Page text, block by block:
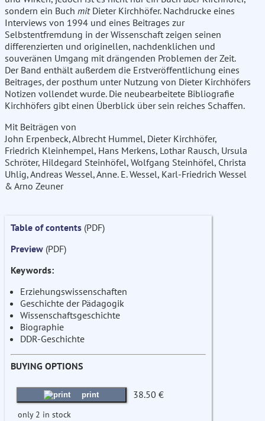
sondern ein Buch mitDieter Kirchhöfer. Nachdrucke eines
Interviews von 1994 und eines Beitrages zur
Selbstentfremdung in der Wissenschaft zeigen seinen
differenzierten und originellen, nachdenklichen und
souveränen Umgang mit drängenden Problemen der Zeit.
Der Band enthält außerdem die Erstveröffentlichung eines
Beitrages, der posthum unter Nutzung von Dieter Kirchhöfers
Notizen vollendet wurde. Die neubearbeitete Bibliografie
Kirchhöfers gibt einen Überblick über sein reiches Schaffen.
Mit Beiträgen von
John Erpenbeck, Albrecht Hummel, Dieter Kirchhöfer,
Friedrich Kleinhempel, Hans Merkens, Lothar Rausch, Ursula
Schröter, Hildegard Steinhöfel, Wolfgang Steinhöfel, Christa
Uhlig, Andreas Wessel, Anne. E. Wessel, Karl-Friedrich Wessel
& Arno Zeuner
Table of contents (PDF)
Preview (PDF)
Keywords:
Erziehungswissenschaften
Geschichte der Pädagogik
Wissenschaftsgeschichte
Biographie
DDR-Geschichte
BUYING OPTIONS
print 38.50 €
only 2 in stock